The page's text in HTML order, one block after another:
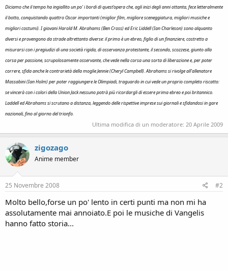
s
n
e
Diciamo che il tempo ha ingiallito un po' i bordi di quest'opera che, agli inizi degli anni ottanta, fece letteralmente
il botto, conquistando quattro Oscar importanti (miglior film, migliore sceneggiatura, migliori musiche e
migliori costumi). I giovani Harold M. Abrahams (Ben Cross) ed Eric Liddell (Ian Charleson) sono alquanto
diversi e provengono da strade altrettanto diverse: il primo è un ebreo, figlio di un finanziere, costretto a
misurarsi con i pregiudizi di una società rigida, di osservanza protestante, il secondo, scozzese, giunto alla
corsa per passione, scrupolosamente osservante, che vede nella corsa una sorta di liberazione e, per poter
correre, sfida anche le contrarietà della moglie Jennie (Cheryl Campbell). Abrahams si rivolge all'allenatore
Massabini (Ian Holm) per poter raggiungere le Olimpiadi, traguardo in cui vede un proprio completo riscatto:
se vincerà con i colori della Union Jack nessuno potrà più ricordargli di essere prima ebreo e poi britannico.
Laddell ed Abrahams si scrutano a distanza, leggendo delle rispettive imprese sui giornali e sfidandosi in gare
nazionali, fino al giorno del trionfo.
Ultima modifica di un moderatore: 20 Aprile 2009
zigozago
Anime member
25 Novembre 2008 #2
Molto bello,forse un po' lento in certi punti ma non mi ha
assolutamente mai annoiato.E poi le musiche di Vangelis
hanno fatto storia...